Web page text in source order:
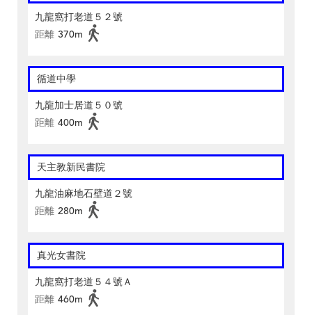
九龍窩打老道５２號
距離 370m
循道中學
九龍加士居道５０號
距離 400m
天主教新民書院
九龍油麻地石壁道２號
距離 280m
真光女書院
九龍窩打老道５４號Ａ
距離 460m